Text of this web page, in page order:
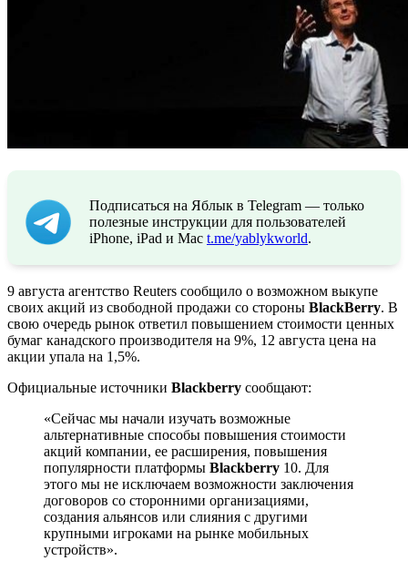
Подписаться на Яблык в Telegram — только
полезные инструкции для пользователей
iPhone, iPad и Mac t.me/yablykworld.
9 августа агентство Reuters сообщило о возможном выкупе
своих акций из свободной продажи со стороны BlackBerry. В
свою очередь рынок ответил повышением стоимости ценных
бумаг канадского производителя на 9%, 12 августа цена на
акции упала на 1,5%.
Официальные источники Blackberry сообщают:
«Сейчас мы начали изучать возможные
альтернативные способы повышения стоимости
акций компании, ее расширения, повышения
популярности платформы Blackberry 10. Для
этого мы не исключаем возможности заключения
договоров со сторонними организациями,
создания альянсов или слияния с другими
крупными игроками на рынке мобильных
устройств».